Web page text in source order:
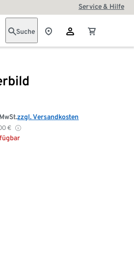
Service & Hilfe
Suche
€
zzgl. Versandkosten